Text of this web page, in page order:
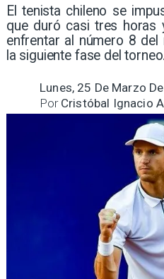
​El tenista chileno se
que duró casi tres horas
enfrentar al número 8 del
la siguiente fase del torneo.
Lunes, 25 De Marzo
Cristóbal Ignacio
Por